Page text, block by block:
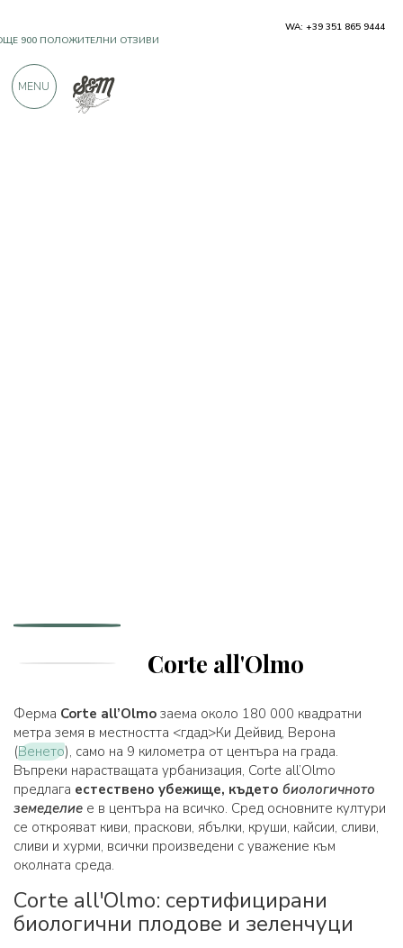
Corte all'Olmo
Ферма Corte all’Olmo заема около 180 000 квадратни
метра земя в местността <гдад>Ки Дейвид, Верона
(Венето), само на 9 километра от центъра на града.
Въпреки нарастващата урбанизация, Corte all’Olmo
предлага естествено убежище, където биологичното
земеделие е в центъра на всичко. Сред основните култури
се открояват киви, праскови, ябълки, круши, кайсии, сливи,
сливи и хурми, всички произведени с уважение към
околната среда.
Corte all'Olmo: сертифицирани
биологични плодове и зеленчуци
WA: +39 351 865 9444
MENU